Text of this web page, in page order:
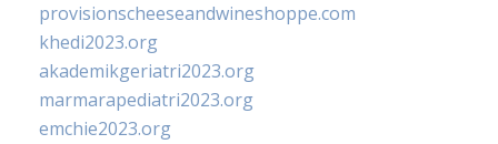
provisionscheeseandwineshoppe.com
khedi2023.org
akademikgeriatri2023.org
marmarapediatri2023.org
emchie2023.org